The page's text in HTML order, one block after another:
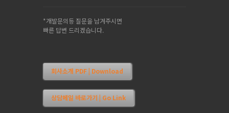
*개발문의등 질문을 남겨주시면
빠른 답변 드리겠습니다.
회사소개 PDF | Download
상담메일 바로가기 | Go Link